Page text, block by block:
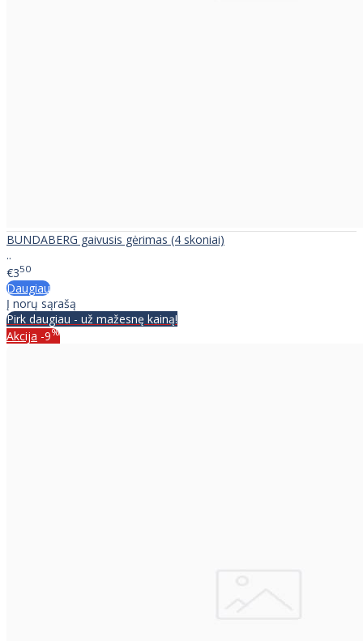
BUNDABERG gaivusis gėrimas (4 skoniai)
..
€350
Daugiau
Į norų sąrašą
Pirk daugiau - už mažesnę kainą!
Akcija -9%